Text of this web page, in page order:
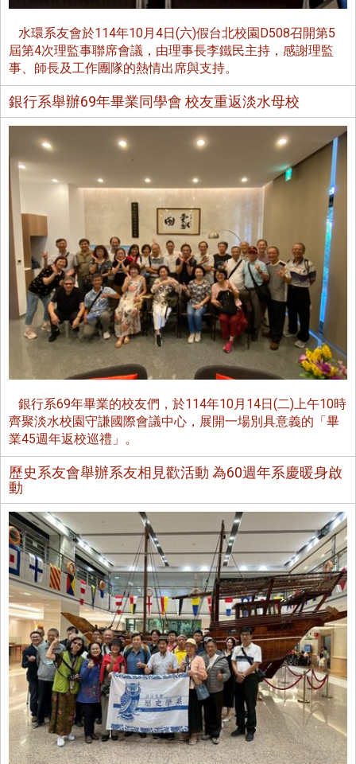
水環系友會於114年10月4日(六)假台北校園D508召開第5
屆第4次理監事聯席會議，由理事長李鐵民主持，感謝理監
事、師長及工作團隊的熱情出席與支持。
銀行系舉辦69年畢業同學會 校友重返淡水母校
銀行系69年畢業的校友們，於114年10月14日(二)上午10時
齊聚淡水校園守謙國際會議中心，展開一場別具意義的「畢
業45週年返校巡禮」。
歷史系友會舉辦系友相見歡活動 為60週年系慶暖身啟
動